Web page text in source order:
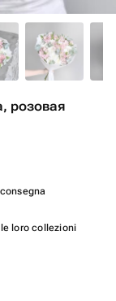
розовая
loro collezioni